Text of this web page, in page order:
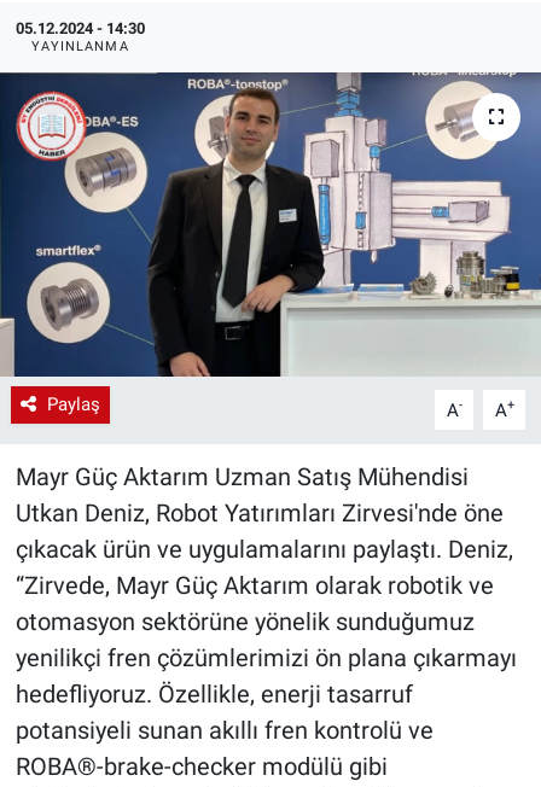
05.12.2024 - 14:30
YAYINLANMA
Paylaş A- A+
Mayr Güç Aktarım Uzman Satış Mühendisi
Utkan Deniz, Robot Yatırımları Zirvesi'nde öne
çıkacak ürün ve uygulamalarını paylaştı. Deniz,
“Zirvede, Mayr Güç Aktarım olarak robotik ve
otomasyon sektörüne yönelik sunduğumuz
yenilikçi fren çözümlerimizi ön plana çıkarmayı
hedefliyoruz. Özellikle, enerji tasarruf
potansiyeli sunan akıllı fren kontrolü ve
ROBA®-brake-checker modülü gibi
Ağır Sanayi Çözümleri